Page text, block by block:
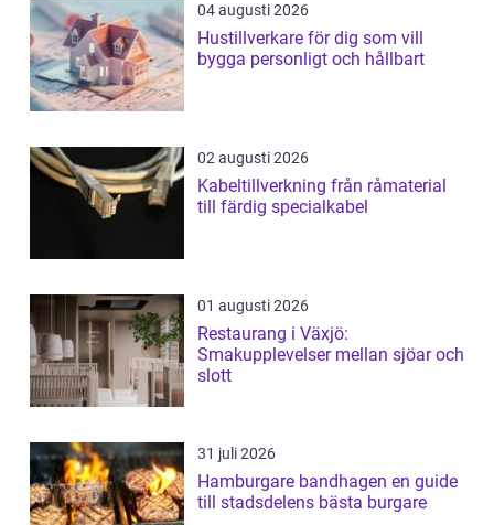
04 augusti 2026
Hustillverkare för dig som vill
bygga personligt och hållbart
02 augusti 2026
Kabeltillverkning från råmaterial
till färdig specialkabel
01 augusti 2026
Restaurang i Växjö:
Smakupplevelser mellan sjöar och
slott
31 juli 2026
Hamburgare bandhagen en guide
till stadsdelens bästa burgare